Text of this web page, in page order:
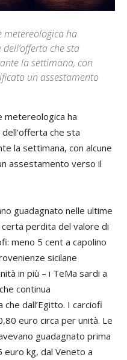
metereologica ha
che sta
la settimana, con
un assestamento
metereologica ha
che sta
la settimana, con alcune
assestamento verso il
guadagnato nelle ultime
perdita del valore di
meno 5 cent a capolino
sicilane
in più – i TeMa sardi a
continua
che dall’Egitto. I carciofi
euro circa per unità. Le
guadagnato prima
euro kg, dal Veneto a